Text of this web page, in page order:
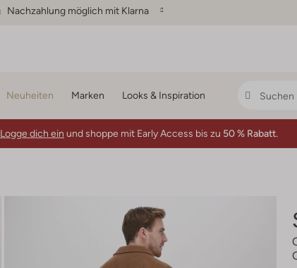
Nachzahlung möglich mit Klarna
Neuheiten Marken Looks & Inspiration
Logge dich ein und shoppe mit Early Access bis zu 50 % Rabatt.